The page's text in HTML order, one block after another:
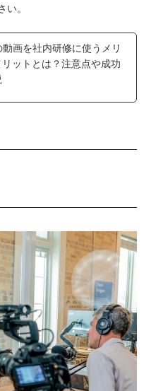
。
画を社内研修に使うメリ
ットとは？注意点や成功